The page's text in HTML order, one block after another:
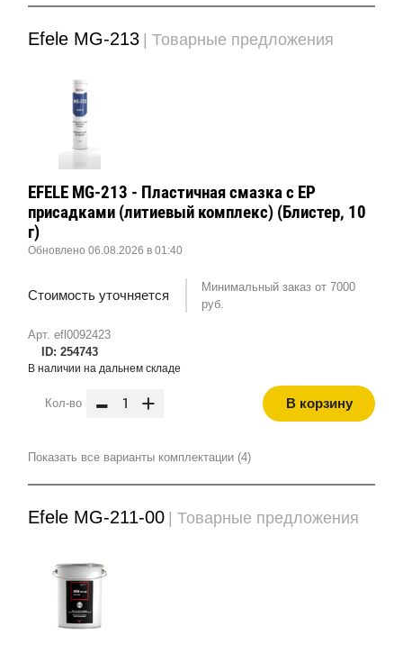
Efele MG-213 | Товарные предложения
Арт. efl0092423
ID: 254743
EFELE MG-213 - Пластичная смазка с EP
присадками (литиевый комплекс) (Блистер, 10
г)
Обновлено 06.08.2026 в 01:40
Стоимость уточняется
Минимальный заказ от 7000
руб.
В наличии на дальнем складе
Кол-во - + В корзину
Показать все варианты комплектации (4)
Efele MG-211-00 | Товарные предложения